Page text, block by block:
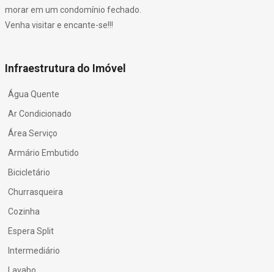
morar em um condomínio fechado.
Venha visitar e encante-se!!!
Infraestrutura do Imóvel
Água Quente
Ar Condicionado
Área Serviço
Armário Embutido
Bicicletário
Churrasqueira
Cozinha
Espera Split
Intermediário